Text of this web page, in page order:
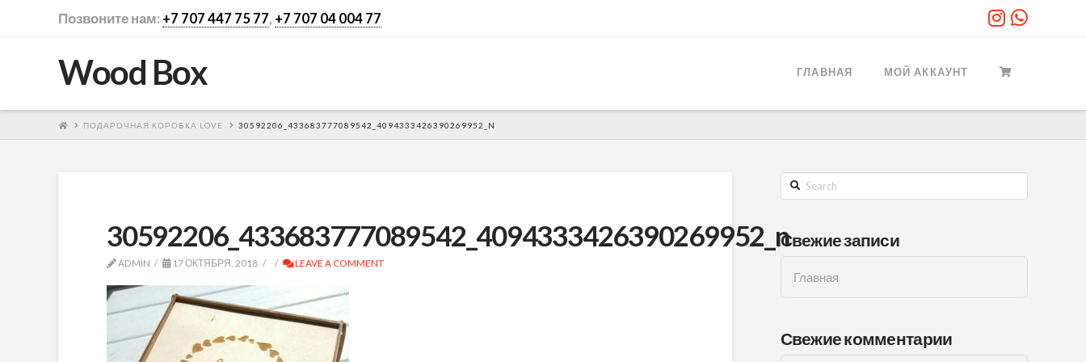
Позвоните нам: +7 707 447 75 77, +7 707 04 004 77
Wood Box ГЛАВНАЯ МОЙ АККАУНТ
ПОДАРОЧНАЯ КОРОБКА LOVE 30592206_433683777089542_4094333426390269952_N
30592206_433683777089542_4094333426390269952_n
ADMIN 17 ОКТЯБРЯ, 2018 LEAVE A COMMENT
Search
Свежие записи
Главная
Свежие комментарии